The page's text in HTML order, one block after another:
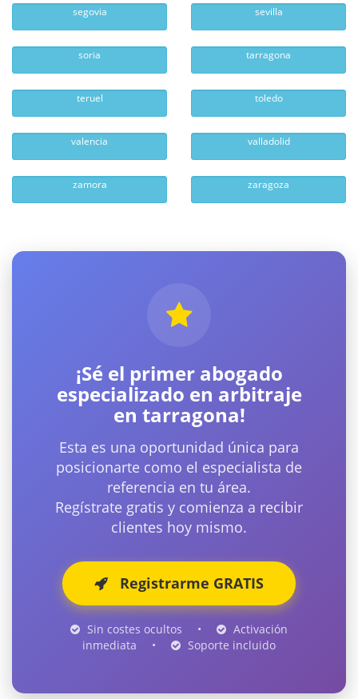
segovia sevilla
soria tarragona
teruel toledo
valencia valladolid
zamora zaragoza
¡Sé el primer abogado
especializado en arbitraje
en tarragona!
Esta es una oportunidad única para
posicionarte como el especialista de
referencia en tu área.
Regístrate gratis y comienza a recibir
clientes hoy mismo.
Registrarme GRATIS
Sin costes ocultos •
Activación
inmediata
• Soporte incluido